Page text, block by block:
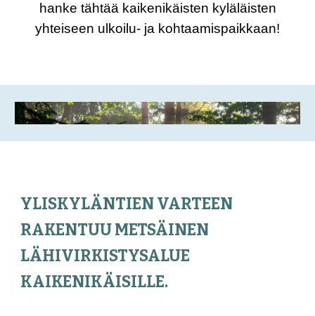
hanke tähtää kaikenikäisten kyläläisten
yhteiseen ulkoilu- ja kohtaamispaikkaan!
YLISKYLÄNTIEN VARTEEN
RAKENTUU METSÄINEN
LÄHIVIRKISTYSALUE
KAIKENIKÄISILLE.